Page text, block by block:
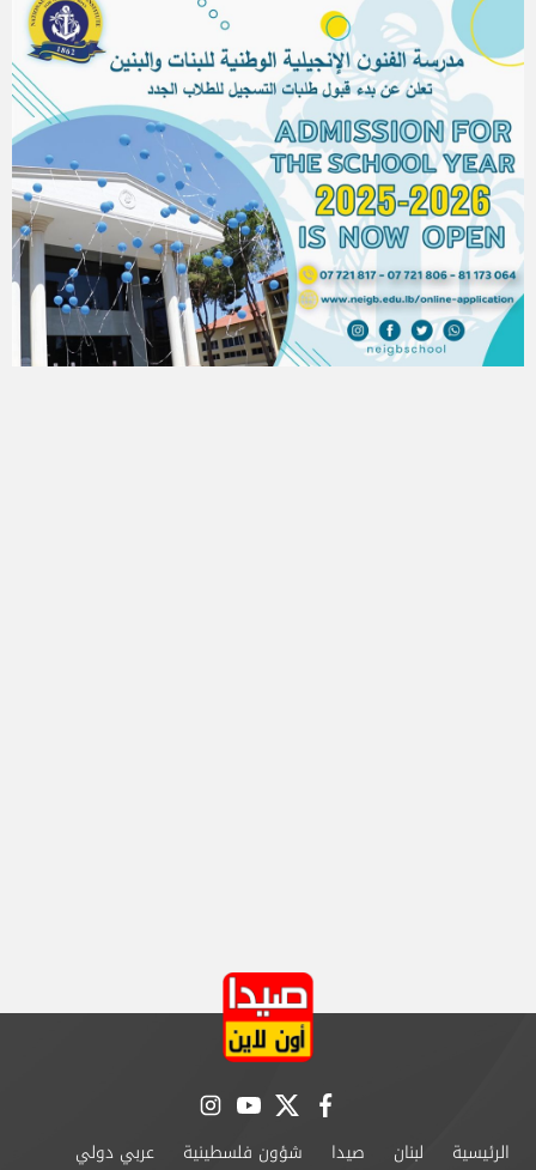
facebook
twitter
youtube
instagram
الرئيسية لبنان صيدا شؤون فلسطينية عربي دولي